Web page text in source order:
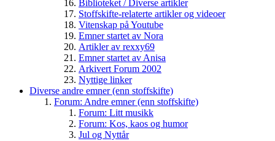
Biblioteket / Diverse artikler
Stoffskifte-relaterte artikler og videoer
Vitenskap på Youtube
Emner startet av Nora
Artikler av rexxy69
Emner startet av Anisa
Arkivert Forum 2002
Nyttige linker
Diverse andre emner (enn stoffskifte)
Forum: Andre emner (enn stoffskifte)
Forum: Litt musikk
Forum: Kos, kaos og humor
Jul og Nyttår